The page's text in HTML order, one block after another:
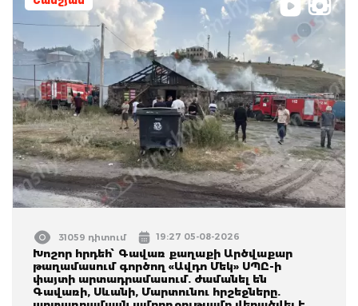
31059 դիտում 19:27 05-08-2026
Խոշոր հրդեհ՝ Գավառ քաղաքի Արծվաքար
թաղամասում գործող «Ավդո Մեկ» ՍՊԸ-ի
փայտի արտադրամասում. ժամանել են
Գավառի, Սևանի, Մարտունու հրշեջները.